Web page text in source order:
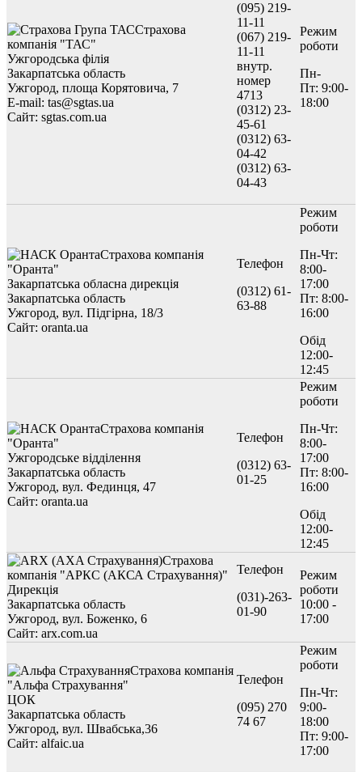
Страхова
компанія "ТАС"
Ужгородська філія
Закарпатська область
Ужгород, площа Корятовича, 7
E-mail: tas@sgtas.ua
Сайт: sgtas.com.ua
(095) 219-
11-11
(067) 219-
11-11
внутр.
номер
4713
(0312) 23-
45-61
(0312) 63-
04-42
(0312) 63-
04-43
Режим
роботи
Пн-
Пт: 9:00-
18:00
Страхова компанія
"Оранта"
Закарпатська обласна дирекція
Закарпатська область
Ужгород, вул. Підгірна, 18/3
Сайт: oranta.ua
Телефон
(0312) 61-
63-88
Режим
роботи
Пн-Чт:
8:00-
17:00
Пт: 8:00-
16:00
Обід
12:00-
12:45
Страхова компанія
"Оранта"
Ужгородське відділення
Закарпатська область
Ужгород, вул. Фединця, 47
Сайт: oranta.ua
Телефон
(0312) 63-
01-25
Режим
роботи
Пн-Чт:
8:00-
17:00
Пт: 8:00-
16:00
Обід
12:00-
12:45
Страхова
компанія "АРКС (АКСА Страхування)"
Дирекція
Закарпатська область
Ужгород, вул. Боженко, 6
Сайт: arx.com.ua
Телефон
(031)-263-
01-90
Режим
роботи
10:00 -
17:00
Страхова компанія
"Альфа Страхування"
ЦОК
Закарпатська область
Ужгород, вул. Швабська,36
Сайт: alfaic.ua
Телефон
(095) 270
74 67
Режим
роботи
Пн-Чт:
9:00-
18:00
Пт: 9:00-
17:00